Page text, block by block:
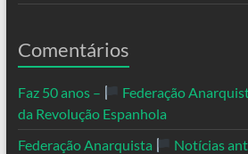
Comentários
Faz 50 anos – Federação
da Revolução Espanhola
Federação Anarquista
Notícias